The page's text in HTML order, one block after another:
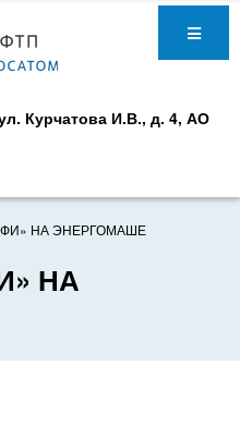
Курчатова И.В., д. 4, АО
НА ЭНЕРГОМАШЕ
НА